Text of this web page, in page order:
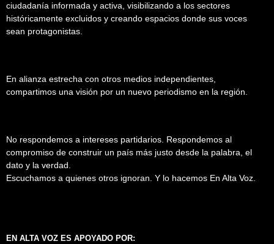
ciudadanía informada y activa, visibilizando a los sectores
históricamente excluidos y creando espacios donde sus voces
sean protagonistas.
En alianza estrecha con otros medios independientes,
compartimos una visión por un nuevo periodismo en la región.
No respondemos a intereses partidarios. Respondemos al
compromiso de construir un país más justo desde la palabra, el
dato y la verdad.
Escuchamos a quienes otros ignoran. Y lo hacemos En Alta Voz.
EN ALTA VOZ ES APOYADO POR: